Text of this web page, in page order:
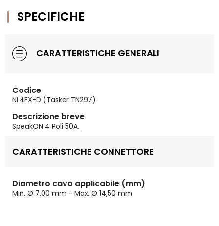
SPECIFICHE
CARATTERISTICHE GENERALI
Codice
NL4FX-D (Tasker TN297)
Descrizione breve
SpeakON 4 Poli 50A.
CARATTERISTICHE CONNETTORE
Diametro cavo applicabile (mm)
Min. Ø 7,00 mm - Max. Ø 14,50 mm